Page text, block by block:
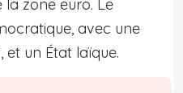
la zone euro. Le
avec une
et un État laïque.